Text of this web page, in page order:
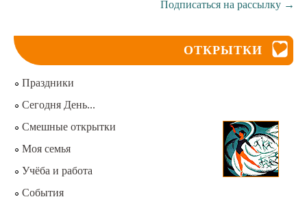
Подписаться на рассылку →
ОТКРЫТКИ
Праздники
Сегодня День...
Смешные открытки
Моя семья
Учёба и работа
События